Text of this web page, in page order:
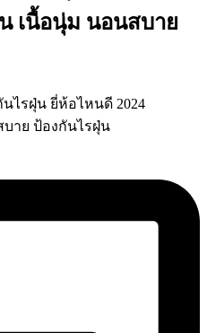
เนื้อนุ่ม นอนสบาย
ไรฝุ่น ยี่ห้อไหนดี 2024
าย ป้องกันไรฝุ่น